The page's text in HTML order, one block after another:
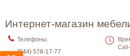
Интернет-магазин
Телефоны:
(044) 578-17-77